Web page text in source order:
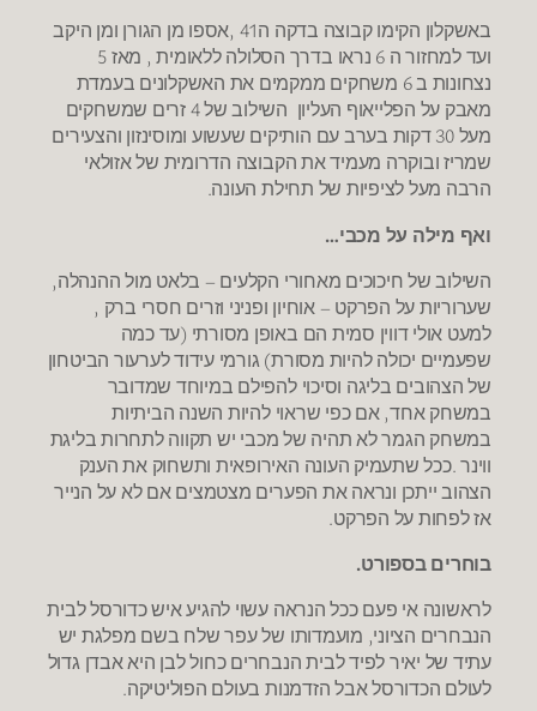
באשקלון הקימו קבוצה בדקה ה41 ,אספו מן הגורן ומן היקב
ועד למחזור ה 6 נראו בדרך הסלולה ללאומית , מאז 5
נצחונות ב 6 משחקים ממקמים את האשקלונים בעמדת
מאבק על הפלייאוף העליון השילוב של 4 זרים שמשחקים
מעל 30 דקות בערב עם הותיקים שעשוע ומוסינזון והצעירים
שמריז ובוקרה מעמיד את הקבוצה הדרומית של אזולאי
הרבה מעל לציפיות של תחילת העונה.
ואף מילה על מכבי…
השילוב של חיכוכים מאחורי הקלעים – בלאט מול ההנהלה,
שערוריות על הפרקט – אוחיון ופניני וזרים חסרי ברק ,
למעט אולי דווין סמית הם באופן מסורתי (עד כמה
שפעמיים יכולה להיות מסורת) גורמי עידוד לערעור הביטחון
של הצהובים בליגה וסיכוי להפילם במיוחד שמדובר
במשחק אחד, אם כפי שראוי להיות השנה הביתיות
במשחק הגמר לא תהיה של מכבי יש תקווה לתחרות בליגת
ווינר .ככל שתעמיק העונה האירופאית ותשחוק את הענק
הצהוב ייתכן ונראה את הפערים מצטמצים אם לא על הנייר
אז לפחות על הפרקט.
בוחרים בספורט.
לראשונה אי פעם ככל הנראה עשוי להגיע איש כדורסל לבית
הנבחרים הציוני, מועמדותו של עפר שלח בשם מפלגת יש
עתיד של יאיר לפיד לבית הנבחרים כחול לבן היא אבדן גדול
לעולם הכדורסל אבל הזדמנות בעולם הפוליטיקה.